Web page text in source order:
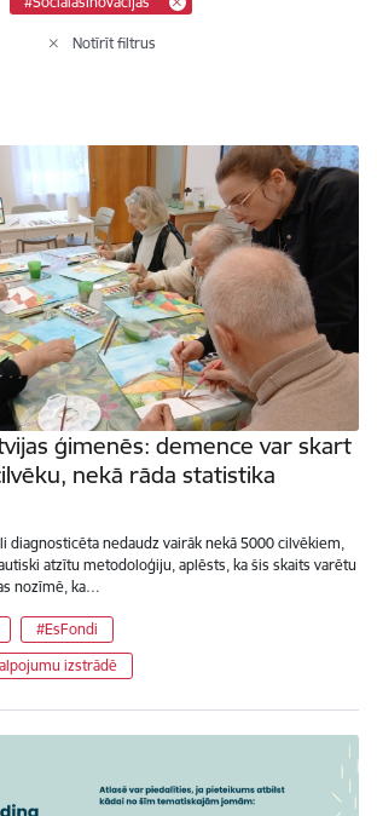
Notīrīt filtrus
ģimenēs: demence var skart
nekā rāda statistika
diagnosticēta nedaudz vairāk nekā 5000 cilvēkiem,
atzītu metodoloģiju, aplēsts, ka šis skaits varētu
nozīmē, ka…
#EsFondi
izstrādē